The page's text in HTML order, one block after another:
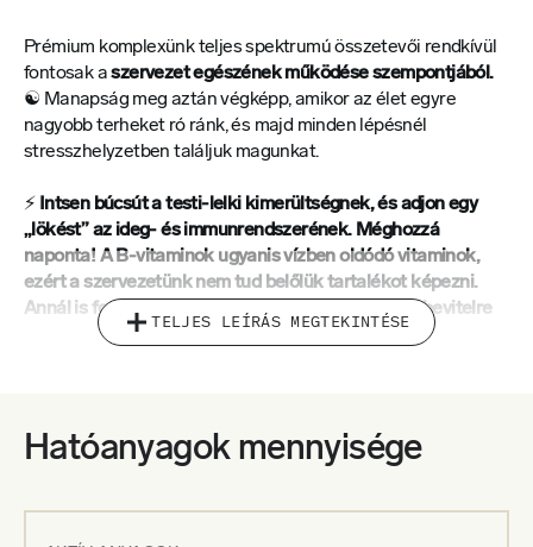
Prémium komplexünk teljes spektrumú összetevői rendkívül
fontosak aszervezet egészének működése szempontjából.
☯️ Manapság meg aztán végképp, amikor az élet egyre
nagyobb terheket ró ránk, és majd minden lépésnél
stresszhelyzetben találjuk magunkat.
⚡ Intsen búcsút a testi-lelki kimerültségnek, és adjon egy
„lökést” az ideg- és immunrendszerének. Méghozzá
naponta! A B-vitaminok ugyanis vízben oldódó vitaminok,
ezért a szervezetünk nem tud belőlük tartalékot képezni.
Annál is fontosabb tehát odafigyelni a rendszeres bevitelre
táplálék vagy megfelelő étrend-kiegészítő formájában.
működéséhez nélkülözhetetlen. Ha a szervezet végleg nem
kapna belőle utánpótlást, akkor rövid időn belül szívpanaszok
ideggyulladások vagy érzékvesztés a végtagokban.
TELJES LEÍRÁS MEGTEKINTÉSE
Hatóanyagok mennyisége